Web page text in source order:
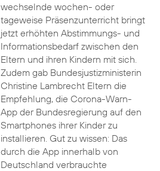
wechselnde wochen- oder
tageweise Präsenzunterricht bringt
jetzt erhöhten Abstimmungs- und
Informationsbedarf zwischen den
Eltern und ihren Kindern mit sich.
Zudem gab Bundesjustizministerin
Christine Lambrecht Eltern die
Empfehlung, die Corona-Warn-
App der Bundesregierung auf den
Smartphones ihrer Kinder zu
installieren. Gut zu wissen: Das
durch die App innerhalb von
Deutschland verbrauchte